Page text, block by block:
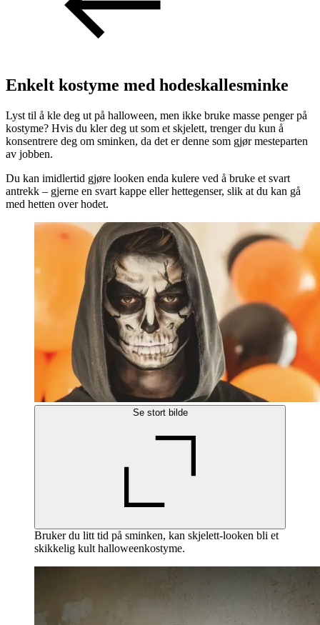
Enkelt kostyme med hodeskallesminke
Lyst til å kle deg ut på halloween, men ikke bruke masse penger på
kostyme? Hvis du kler deg ut som et skjelett, trenger du kun å
konsentrere deg om sminken, da det er denne som gjør mesteparten
av jobben.
Du kan imidlertid gjøre looken enda kulere ved å bruke et svart
antrekk – gjerne en svart kappe eller hettegenser, slik at du kan gå
med hetten over hodet.
Se stort bilde
Bruker du litt tid på sminken, kan skjelett-looken bli et
skikkelig kult halloweenkostyme.